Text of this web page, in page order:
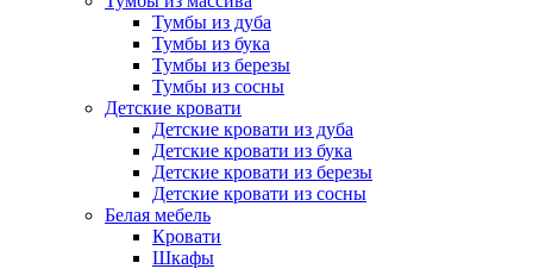
Тумбы из дуба
Тумбы из бука
Тумбы из березы
Тумбы из сосны
Детские кровати
Детские кровати из дуба
Детские кровати из бука
Детские кровати из березы
Детские кровати из сосны
Белая мебель
Кровати
Шкафы